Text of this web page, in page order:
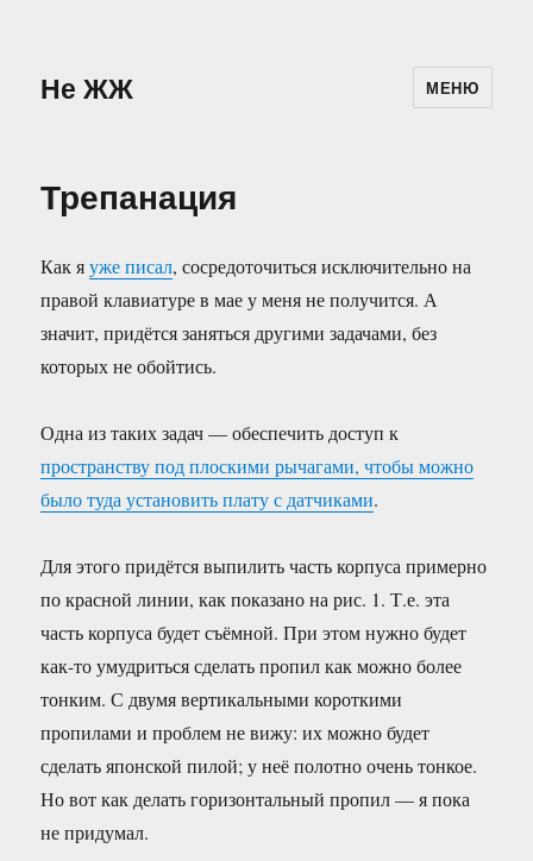
Не ЖЖ МЕНЮ
Трепанация
Как яуже писал, сосредоточиться исключительно на
правой клавиатуре в мае у меня не получится. А
значит, придётся заняться другими задачами, без
которых не обойтись.
Одна из таких задач — обеспечить доступ к
пространству под плоскими рычагами, чтобы можно
было туда установить плату с датчиками.
Для этого придётся выпилить часть корпуса примерно
по красной линии, как показано на рис. 1. Т.е. эта
часть корпуса будет съёмной. При этом нужно будет
как-то умудриться сделать пропил как можно более
тонким. С двумя вертикальными короткими
пропилами и проблем не вижу: их можно будет
сделать японской пилой; у неё полотно очень тонкое.
Но вот как делать горизонтальный пропил — я пока
не придумал.